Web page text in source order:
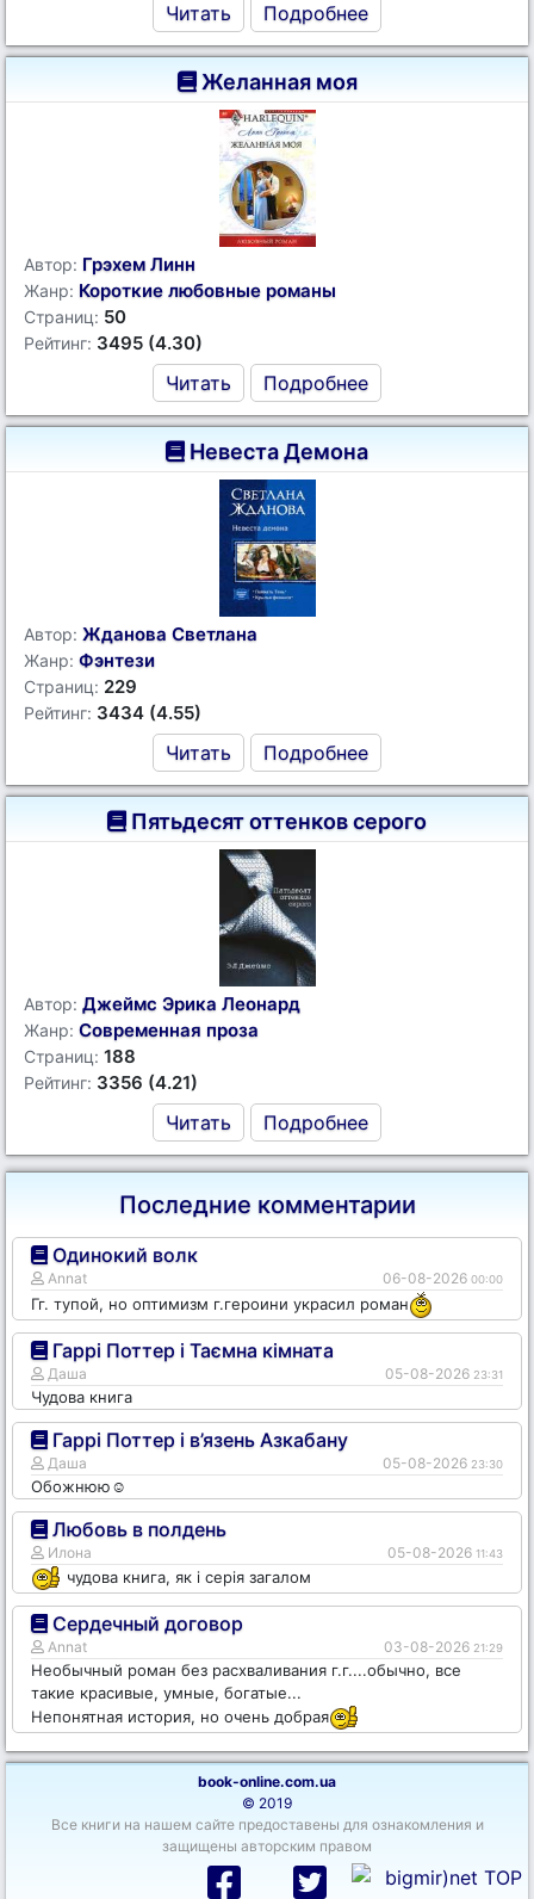
Читать Подробнее
Желанная моя
Автор: Грэхем Линн
Жанр: Короткие любовные романы
Страниц: 50
Рейтинг: 3495 (4.30)
Читать Подробнее
Невеста Демона
Автор: Жданова Светлана
Жанр: Фэнтези
Страниц: 229
Рейтинг: 3434 (4.55)
Читать Подробнее
Пятьдесят оттенков серого
Автор: Джеймс Эрика Леонард
Жанр: Современная проза
Страниц: 188
Рейтинг: 3356 (4.21)
Читать Подробнее
Последние комментарии
Одинокий волк
Annat 06-08-2026 00:00
Гг. тупой, но оптимизм г.героини украсил роман
Гаррі Поттер і Таємна кімната
Даша 05-08-2026 23:31
Чудова книга
Гаррі Поттер і в’язень Азкабану
Даша 05-08-2026 23:30
Обожнюю☺️
Любовь в полдень
Илона 05-08-2026 11:43
чудова книга, як і серія загалом
Сердечный договор
Annat 03-08-2026 21:29
Необычный роман без расхваливания г.г....обычно, все
такие красивые, умные, богатые...
Непонятная история, но очень добрая
book-online.com.ua
© 2019
Все книги на нашем сайте предоставены для ознакомления и
защищены авторским правом